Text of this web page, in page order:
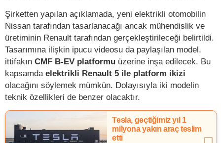
Şirketten yapılan açıklamada, yeni elektrikli otomobilin
Nissan tarafından tasarlanacağı ancak mühendislik ve
üretiminin Renault tarafından gerçekleştirileceği belirtildi.
Tasarımına ilişkin ipucu videosu da paylaşılan model,
ittifakın CMF B-EV platformu üzerine inşa edilecek. Bu
kapsamda elektrikli Renault 5 ile platform ikizi
olacağını söylemek mümkün. Dolayısıyla iki modelin
teknik özellikleri de benzer olacaktır.
Tesla, geçtiğimiz yıl 1
milyona yakın araç teslim
etti